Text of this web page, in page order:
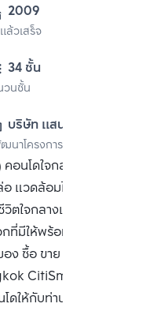
2009
ล้วเสร็จ
34 ชั้น
วนชั้น
บริษัท แสนสิริ
จำกัด (มหาชน)
นาโครงการ
นโดใจกลางสุขุมวิท
แวดล้อมไปด้วยแหล่ง
ใจกลางเมืองอย่าง
มีให้พร้อมใน
ซื้อ ขาย หรือ เช่า คอน
CitiSmart ได้ทันที
ดให้กับท่าน